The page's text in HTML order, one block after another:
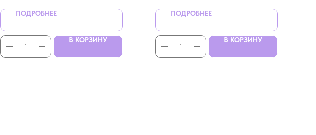
ПОДРОБНЕЕ
В КОРЗИНУ
ПОДРОБНЕЕ
В КОРЗИНУ